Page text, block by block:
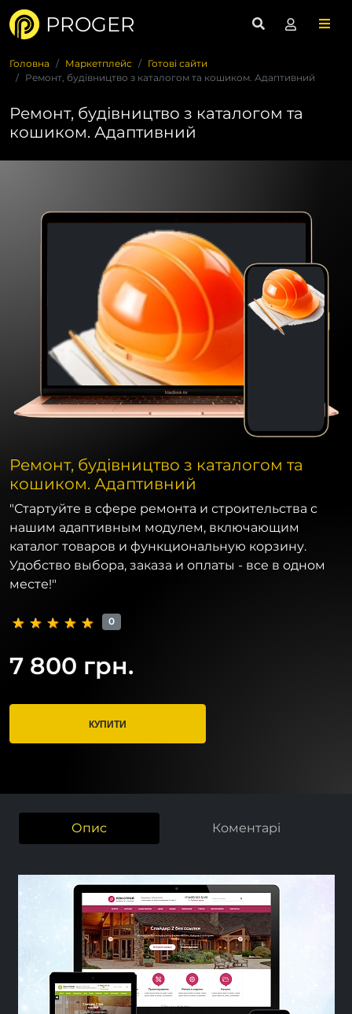
PROGER
Головна Маркетплейс
Готові сайти
Ремонт, будівництво з каталогом та кошиком. Адаптивний
Ремонт, будівництво з каталогом та
кошиком. Адаптивний
Ремонт, будівництво з каталогом та
кошиком. Адаптивний
"Стартуйте в сфере ремонта и строительства с
нашим адаптивным модулем, включающим
каталог товаров и функциональную корзину.
Удобство выбора, заказа и оплаты - все в одном
месте!"
0
7 800 грн.
КУПИТИ
Опис Коментарі
Previous